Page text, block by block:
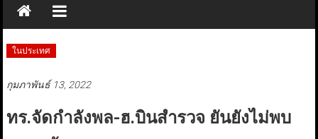
ในประเทศ
กุมภาพันธ์ 13, 2022
ทร.จัดกำลังพล-ฮ.บินสำรวจ ยันยังไม่พบ